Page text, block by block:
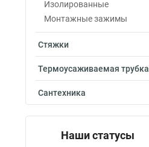
Изолированные
Монтажные зажимы
Стяжки
Термоусаживаемая трубка
Сантехника
Наши статусы